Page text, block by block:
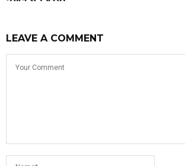
LEAVE A COMMENT